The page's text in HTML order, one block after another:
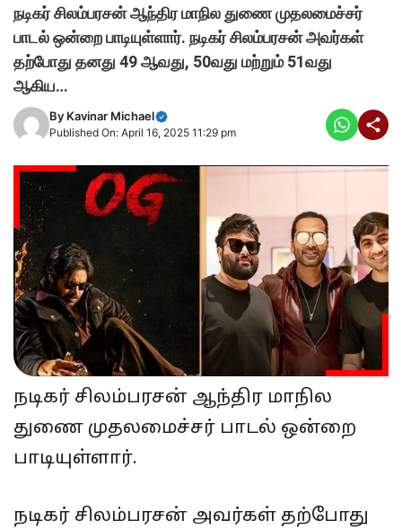
நடிகர் சிலம்பரசன் ஆந்திர மாநில துணை முதலமைச்சர்
பாடல் ஒன்றை பாடியுள்ளார். நடிகர் சிலம்பரசன் அவர்கள்
தற்போது தனது 49 ஆவது, 50வது மற்றும் 51வது
ஆகிய…
By Kavinar Michael
Published On: April 16, 2025 11:29 pm
நடிகர் சிலம்பரசன் ஆந்திர மாநில
துணை முதலமைச்சர் பாடல் ஒன்றை
பாடியுள்ளார்.
நடிகர் சிலம்பரசன் அவர்கள் தற்போது